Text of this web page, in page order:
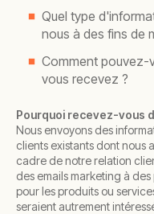
Quel type
nous à des fins de
Comment pouvez-
vous recevez ?
Pourquoi recevez-vous
Nous envoyons des
clients existants dont nous
cadre de notre relation
des emails marketing à
pour les produits ou
seraient autrement